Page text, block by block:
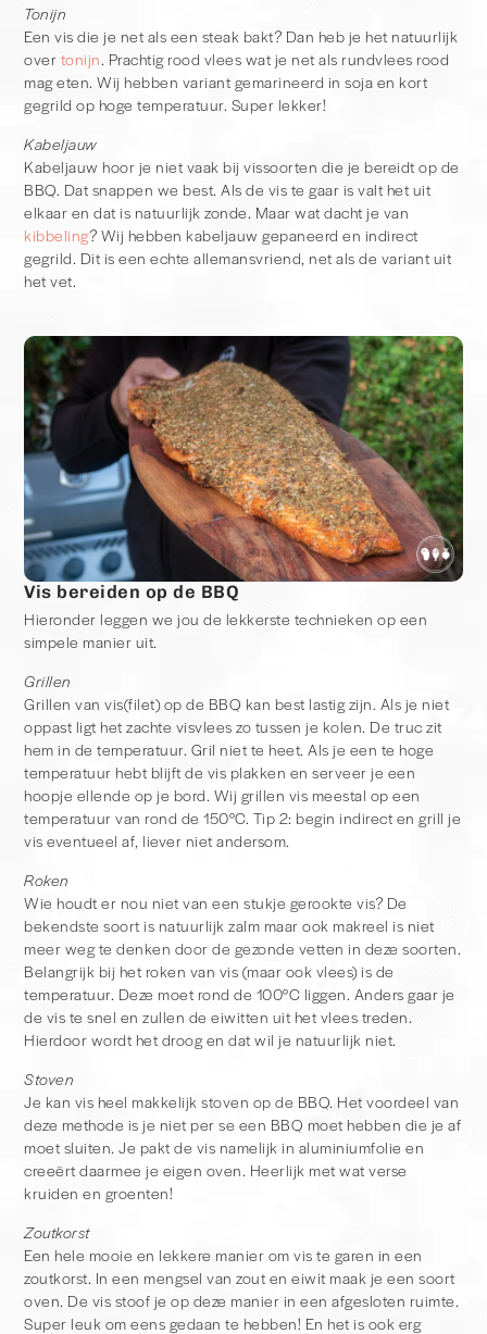
Tonijn
Een vis die je net als een steak bakt? Dan heb je het natuurlijk
over tonijn. Prachtig rood vlees wat je net als rundvlees rood
mag eten. Wij hebben variant gemarineerd in soja en kort
gegrild op hoge temperatuur. Super lekker!
Kabeljauw
Kabeljauw hoor je niet vaak bij vissoorten die je bereidt op de
BBQ. Dat snappen we best. Als de vis te gaar is valt het uit
elkaar en dat is natuurlijk zonde. Maar wat dacht je van
kibbeling? Wij hebben kabeljauw gepaneerd en indirect
gegrild. Dit is een echte allemansvriend, net als de variant uit
het vet.
Vis bereiden op de BBQ
Hieronder leggen we jou de lekkerste technieken op een
simpele manier uit.
Grillen
Grillen van vis(filet) op de BBQ kan best lastig zijn. Als je niet
oppast ligt het zachte visvlees zo tussen je kolen. De truc zit
hem in de temperatuur. Gril niet te heet. Als je een te hoge
temperatuur hebt blijft de vis plakken en serveer je een
hoopje ellende op je bord. Wij grillen vis meestal op een
temperatuur van rond de 150°C. Tip 2: begin indirect en grill je
vis eventueel af, liever niet andersom.
Roken
Wie houdt er nou niet van een stukje gerookte vis? De
bekendste soort is natuurlijk zalm maar ook makreel is niet
meer weg te denken door de gezonde vetten in deze soorten.
Belangrijk bij het roken van vis (maar ook vlees) is de
temperatuur. Deze moet rond de 100°C liggen. Anders gaar je
de vis te snel en zullen de eiwitten uit het vlees treden.
Hierdoor wordt het droog en dat wil je natuurlijk niet.
Stoven
Je kan vis heel makkelijk stoven op de BBQ. Het voordeel van
deze methode is je niet per se een BBQ moet hebben die je af
moet sluiten. Je pakt de vis namelijk in aluminiumfolie en
creeërt daarmee je eigen oven. Heerlijk met wat verse
kruiden en groenten!
Zoutkorst
Een hele mooie en lekkere manier om vis te garen in een
zoutkorst. In een mengsel van zout en eiwit maak je een soort
oven. De vis stoof je op deze manier in een afgesloten ruimte.
Super leuk om eens gedaan te hebben! En het is ook erg